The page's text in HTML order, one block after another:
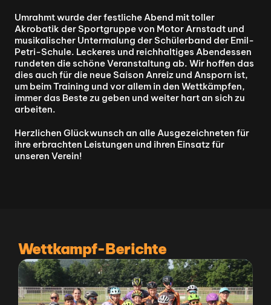
Umrahmt wurde der festliche Abend mit toller
Akrobatik der Sportgruppe von Motor Arnstadt und
musikalischer Untermalung der Schülerband der Emil-
Petri-Schule. Leckeres und reichhaltiges Abendessen
rundeten die schöne Veranstaltung ab. Wir hoffen das
dies auch für die neue Saison Anreiz und Ansporn ist,
um beim Training und vor allem in den Wettkämpfen,
immer das Beste zu geben und weiter hart an sich zu
arbeiten.
Herzlichen Glückwunsch an alle Ausgezeichneten für
ihre erbrachten Leistungen und ihren Einsatz für
unseren Verein!
Wettkampf-Berichte